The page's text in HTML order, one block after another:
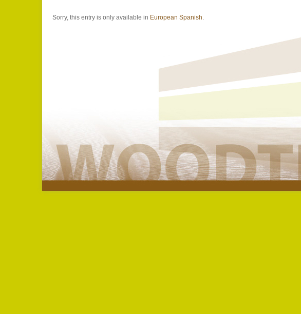
Sorry, this entry is only available in European Spanish.